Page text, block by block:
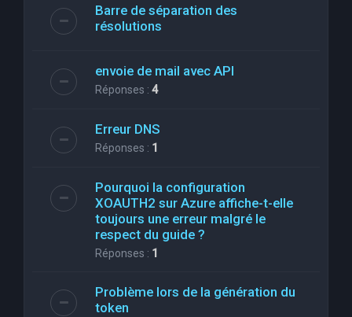
Barre de séparation des
résolutions
envoie de mail avec API
Réponses : 4
Erreur DNS
Réponses : 1
Pourquoi la configuration
XOAUTH2 sur Azure affiche-t-elle
toujours une erreur malgré le
respect du guide ?
Réponses : 1
Problème lors de la génération du
token